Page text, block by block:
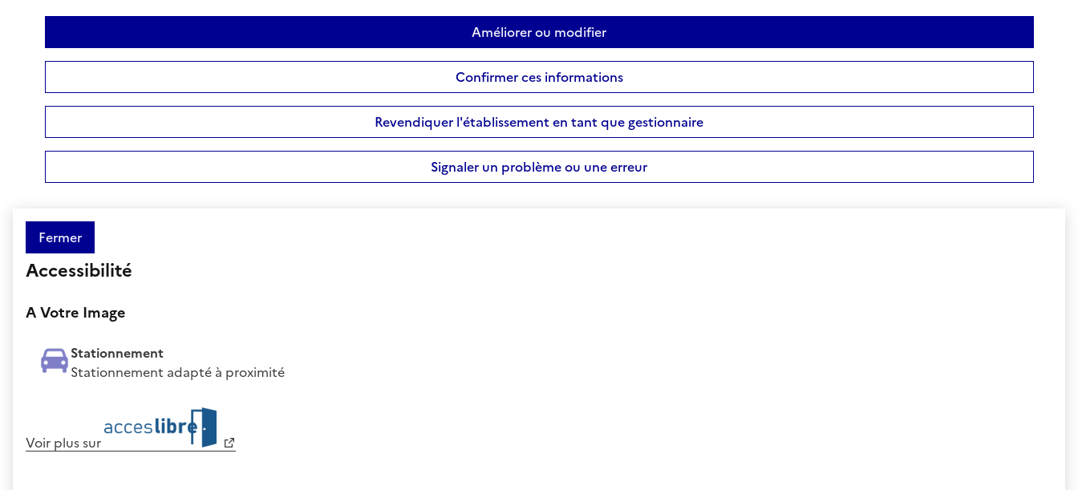
Améliorer ou modifier
Confirmer ces informations
Revendiquer l'établissement en tant que gestionnaire
Signaler un problème ou une erreur
Fermer
Accessibilité
A Votre Image
Stationnement
Stationnement adapté à proximité
Voir plus sur